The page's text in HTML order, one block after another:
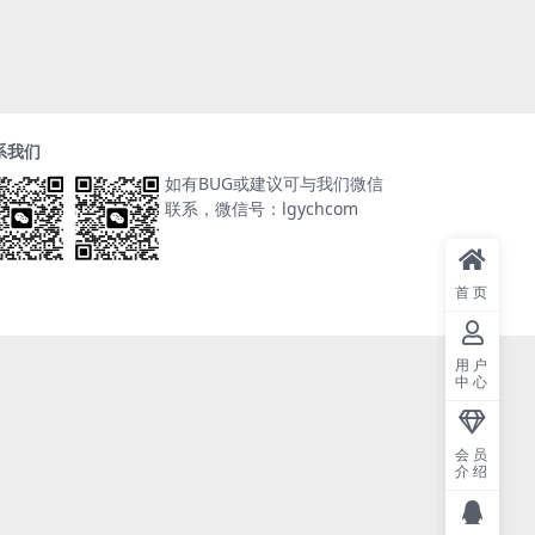
我们
如有BUG或建议可与我们微信
联系，微信号：lgychcom
首页
用户
中心
会员
介绍